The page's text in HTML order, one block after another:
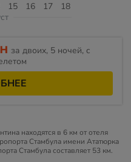
15 16 17 18
за двоих, 5 ночей, c
находятся в 6 км от отеля
Стамбула имени Ататюрка
Стамбула составляет 53 км.